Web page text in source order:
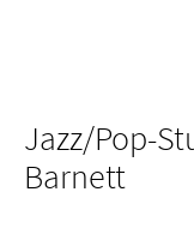
Jazz/Pop-
Barnett